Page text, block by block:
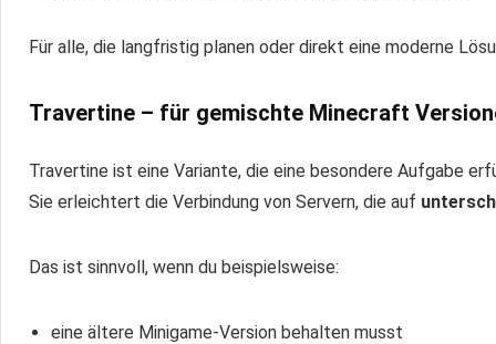
Für alle, die langfristig planen oder direkt eine moderne
Travertine – für gemischte Minecraft
Travertine ist eine Variante, die eine besondere Aufgabe
Sie erleichtert die Verbindung von Servern, die auf
Das ist sinnvoll, wenn du beispielsweise:
eine ältere Minigame-Version behalten musst